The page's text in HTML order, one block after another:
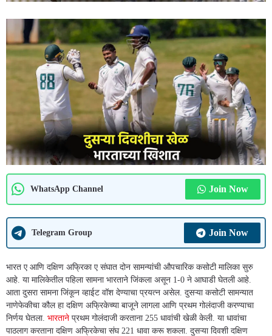
WhatsApp Channel Join Now
Telegram Group Join Now
भारत ए आणि दक्षिण अफ्रिका ए संघात दोन सामन्यांची औपचारिक कसोटी मालिका सुरु
आहे. या मालिकेतील पहिला सामना भारताने जिंकला असून 1-0 ने आघाडी घेतली आहे.
आता दुसरा सामना जिंकून व्हाईट वॉश देण्याचा प्रयत्न असेल. दुसऱ्या कसोटी सामन्यात
नाणेफेकीचा कौल हा दक्षिण अफ्रिकेच्या बाजूने लागला आणि प्रथम गोलंदाजी करण्याचा
निर्णय घेतला. भारताने प्रथम गोलंदाजी करताना 255 धावांची खेळी केली. या धावांचा
पाठलाग करताना दक्षिण अफ्रिकेचा संघ 221 धावा करू शकला. दुसऱ्या दिवशी दक्षिण